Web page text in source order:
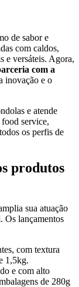
de sabor e
com caldos,
e versáteis. Agora,
com a
inovação e o
e atende
service,
os perfis de
produtos
sua atuação
Os lançamentos
com textura
1,5kg.
e com alto
de 280g